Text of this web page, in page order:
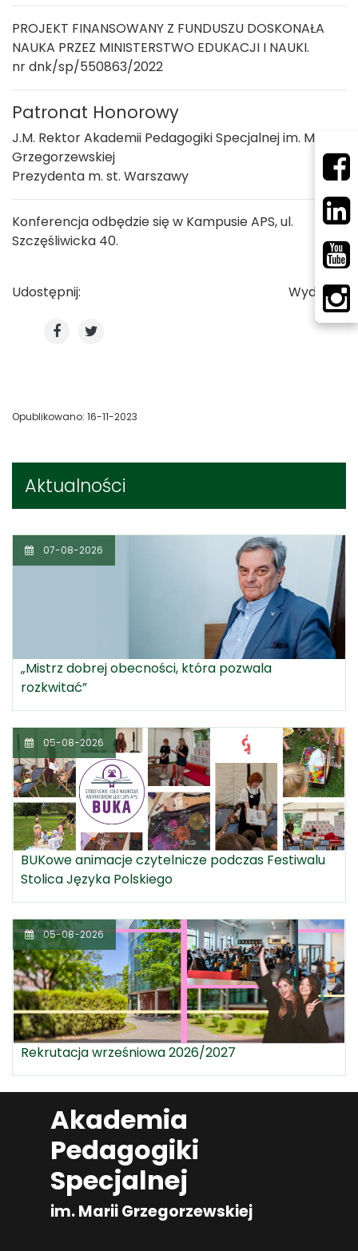
Aktualności
07-08-2026
„Mistrz dobrej obecności, która pozwala
rozkwitać”
05-08-2026
BUKowe animacje czytelnicze podczas Festiwalu
Stolica Języka Polskiego
05-08-2026
Rekrutacja wrześniowa 2026/2027
PROJEKT FINANSOWANY Z FUNDUSZU DOSKONAŁA
NAUKA PRZEZ MINISTERSTWO EDUKACJI I NAUKI.
nr dnk/sp/550863/2022
Patronat Honorowy
J.M. Rektor Akademii Pedagogiki Specjalnej im. Marii
Grzegorzewskiej
Prezydenta m. st. Warszawy
Konferencja odbędzie się w Kampusie APS, ul.
Szczęśliwicka 40.
Udostępnij: Wydrukuj
Opublikowano: 16-11-2023
Akademia
Pedagogiki
Specjalnej
im. Marii Grzegorzewskiej